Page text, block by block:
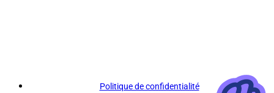
Politique de confidentialité